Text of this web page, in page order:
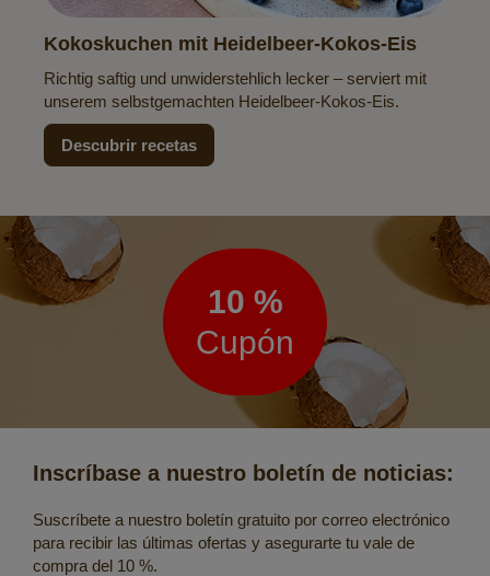
Kokoskuchen mit Heidelbeer-Kokos-Eis
Richtig saftig und unwiderstehlich lecker – serviert mit
unserem selbstgemachten Heidelbeer-Kokos-Eis.
Descubrir recetas
Boletín
de
noticias
10 %
Cupón
Inscríbase a nuestro boletín de noticias:
Suscríbete a nuestro boletín gratuito por correo electrónico
para recibir las últimas ofertas y asegurarte tu vale de
compra del 10 %.